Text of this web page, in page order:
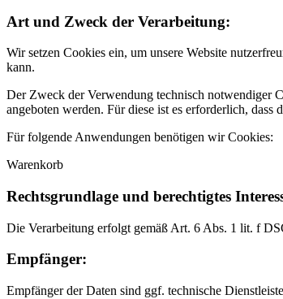
Art und Zweck der Verarbeitung:
Wir setzen Cookies ein, um unsere Website
kann.
Der Zweck der Verwendung technisch notwendiger
angeboten werden. Für diese ist es erforderlich,
Für folgende Anwendungen benötigen wir Cookies:
Warenkorb
Rechtsgrundlage und berechtigtes
Die Verarbeitung erfolgt gemäß Art. 6 Abs. 1 lit. f
Empfänger:
Empfänger der Daten sind ggf. technische